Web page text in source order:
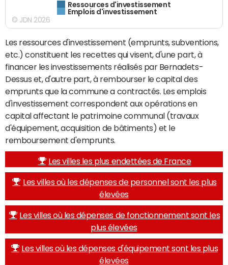
Ressources d'investissement
Emplois d'investissement
© JDN 2026
Les ressources d'investissement (emprunts, subventions,
etc.) constituent les recettes qui visent, d'une part, à
financer les investissements réalisés par Bernadets-
Dessus et, d'autre part, à rembourser le capital des
emprunts que la commune a contractés. Les emplois
d'investissement correspondent aux opérations en
capital affectant le patrimoine communal (travaux
d'équipement, acquisition de bâtiments) et le
remboursement d'emprunts.
Les villes les plus endettées de France
Les villes où les dépenses de personnel sont les plus
élevées
Les villes où les dépenses de fonctionnement sont les
plus élevées
Les villes où les dépenses d'équipement sont les plus
élevées